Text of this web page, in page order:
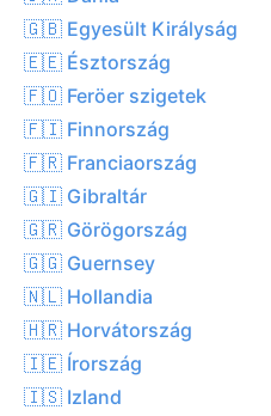
🇬🇧 Egyesült Királyság
🇪🇪 Észtország
🇫🇴 Feröer szigetek
🇫🇮 Finnország
🇫🇷 Franciaország
🇬🇮 Gibraltár
🇬🇷 Görögország
🇬🇬 Guernsey
🇳🇱 Hollandia
🇭🇷 Horvátország
🇮🇪 Írország
🇮🇸 Izland